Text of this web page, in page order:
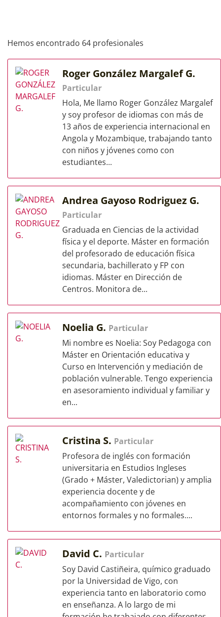
Hemos encontrado 64 profesionales
Roger González Margalef G.
Particular
Hola, Me llamo Roger González Margalef
y soy profesor de idiomas con más de
13 años de experiencia internacional en
Angola y Mozambique, trabajando tanto
con niños y jóvenes como con
estudiantes...
Andrea Gayoso Rodriguez G.
Particular
Graduada en Ciencias de la actividad
física y el deporte. Máster en formación
del profesorado de educación física
secundaria, bachillerato y FP con
idiomas. Máster en Dirección de
Centros. Monitora de...
Noelia G. Particular
Mi nombre es Noelia: Soy Pedagoga con
Máster en Orientación educativa y
Curso en Intervención y mediación de
población vulnerable. Tengo experiencia
en asesoramiento individual y familiar y
en...
Cristina S. Particular
Profesora de inglés con formación
universitaria en Estudios Ingleses
(Grado + Máster, Valedictorian) y amplia
experiencia docente y de
acompañamiento con jóvenes en
entornos formales y no formales....
David C. Particular
Soy David Castiñeira, químico graduado
por la Universidad de Vigo, con
experiencia tanto en laboratorio como
en enseñanza. A lo largo de mi